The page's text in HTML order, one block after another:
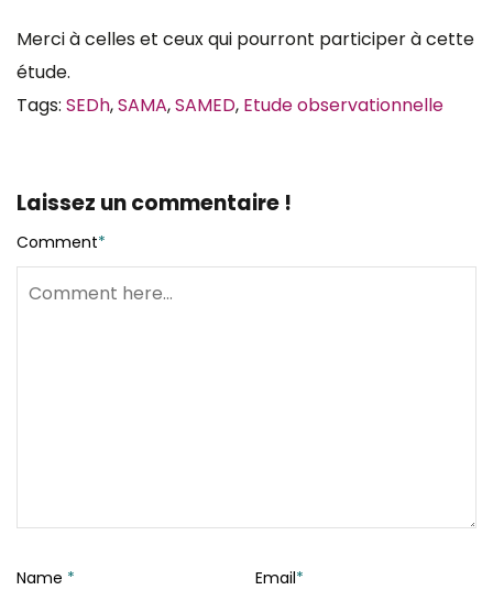
Merci à celles et ceux qui pourront participer à cette
étude.
Tags: SEDh,SAMA,SAMED, Etude observationnelle
Laissez un commentaire !
Comment*
Name * Email*